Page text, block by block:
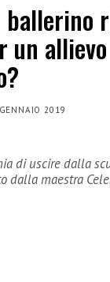
un
2019
di uscire dalla
dalla maestra